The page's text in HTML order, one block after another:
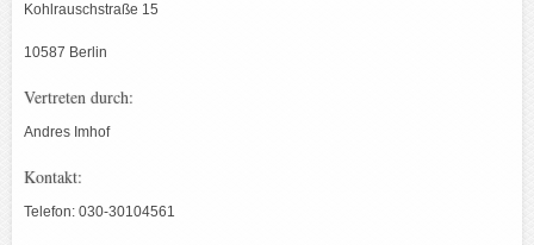
Kohlrauschstraße 15
10587 Berlin
Vertreten durch:
Andres Imhof
Kontakt:
Telefon: 030-30104561